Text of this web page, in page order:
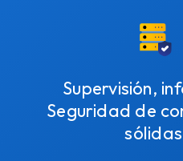
Supervisión,
Seguridad de
sólidas